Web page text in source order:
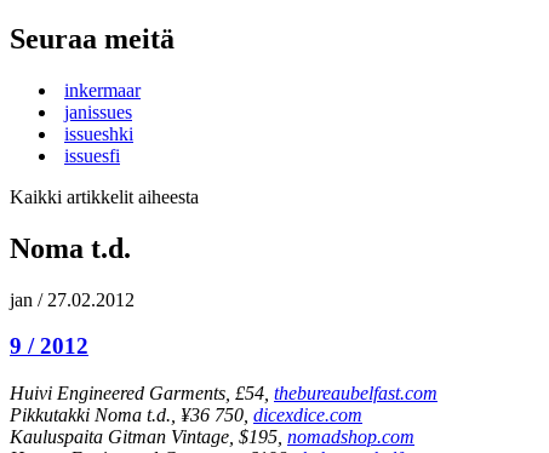
Seuraa meitä
inkermaar
janissues
issueshki
issuesfi
Kaikki artikkelit aiheesta
Noma t.d.
jan / 27.02.2012
9 / 2012
Huivi Engineered Garments, £54, thebureaubelfast.com
Pikkutakki Noma t.d., ¥36 750, dicexdice.com
Kauluspaita Gitman Vintage, $195, nomadshop.com